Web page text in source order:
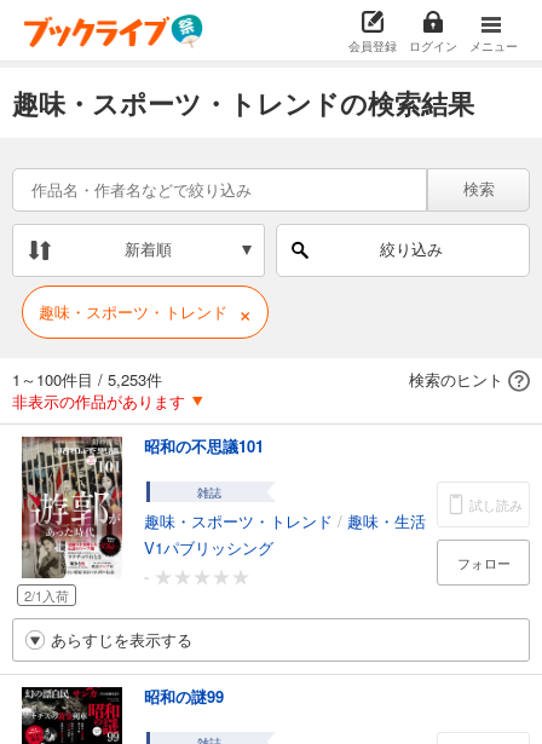
会員登録 ログイン メニュー
趣味・スポーツ・トレンドの検索結果
検索
新着順 絞り込み
趣味・スポーツ・トレンド ×
1～100件目 / 5,253件
検索のヒント
非表示の作品があります
2/1入荷
昭和の不思議101
雑誌
趣味・スポーツ・トレンド / 趣味・生活
V1パブリッシング
-
試し読み
フォロー
あらすじを表示する
昭和の謎99